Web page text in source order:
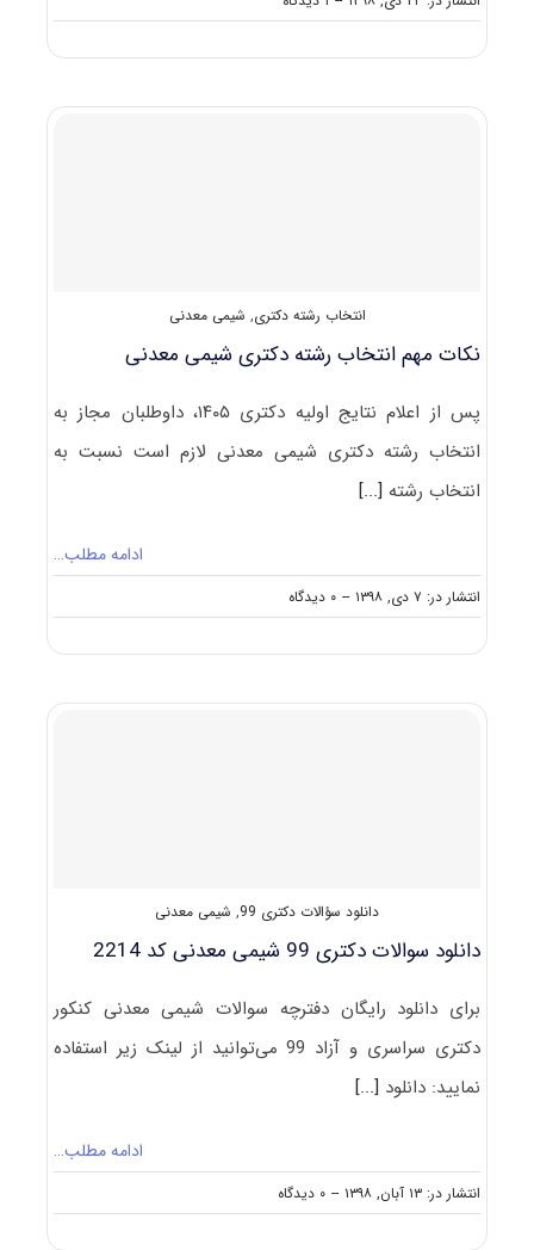
کارنامه
آزمون
انتخاب رشته دکتری, شیمی معدنی
نکات مهم انتخاب رشته دکتری شیمی معدنی
پس از اعلام نتایج اولیه دکتری ۱۴۰۵، داوطلبان مجاز به
انتخاب رشته دکتری شیمی معدنی لازم است نسبت به
انتخاب رشته [...]
ادامه مطلب…
انتشار در: ۷ دی, ۱۳۹۸ -- ۰ دیدگاه
on
نکات
دکتری
دانلود سؤالات دکتری 99 , شیمی معدنی
دانلود سوالات دکتری 99 شیمی معدنی کد 2214
برای دانلود رایگان دفترچه سوالات شیمی معدنی کنکور
دکتری سراسری و آزاد 99 می‌توانید از لینک زیر استفاده
نمایید: دانلود [...]
ادامه مطلب…
انتشار در: ۱۳ آبان, ۱۳۹۸ -- ۰ دیدگاه
on
دانلود